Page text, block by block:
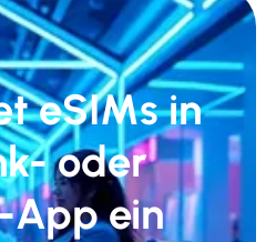
eSIMs in
oder
App ein